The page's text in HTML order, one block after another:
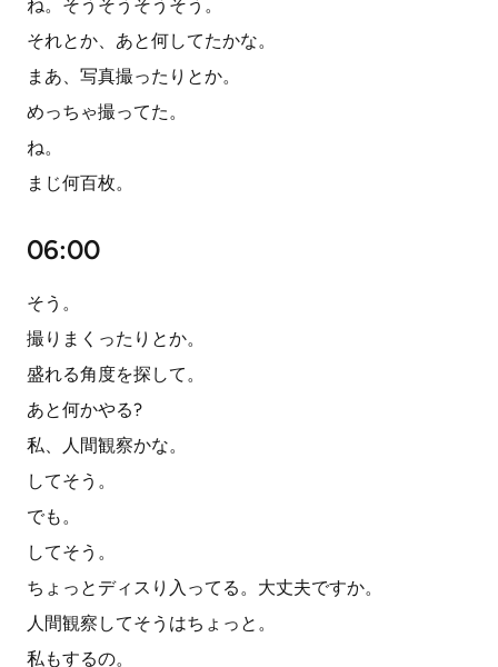
ね。そうそうそうそう。
それとか、あと何してたかな。
まあ、写真撮ったりとか。
めっちゃ撮ってた。
ね。
まじ何百枚。
06:00
そう。
撮りまくったりとか。
盛れる角度を探して。
あと何かやる?
私、人間観察かな。
してそう。
でも。
してそう。
ちょっとディスり入ってる。大丈夫ですか。
人間観察してそうはちょっと。
私もするの。